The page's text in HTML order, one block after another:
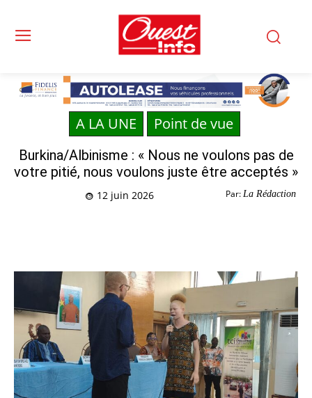
A LA UNE Point de vue
Burkina/Albinisme : « Nous ne voulons pas de
votre pitié, nous voulons juste être acceptés »
Par: La Rédaction
12 juin 2026